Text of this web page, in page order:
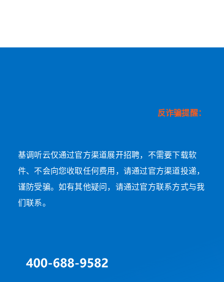
反诈骗提醒：
基调听云仅通过官方渠道展开招聘，不需要下载软
件、不会向您收取任何费用，请通过官方渠道投递，
谨防受骗。如有其他疑问，请通过官方联系方式与我
们联系。